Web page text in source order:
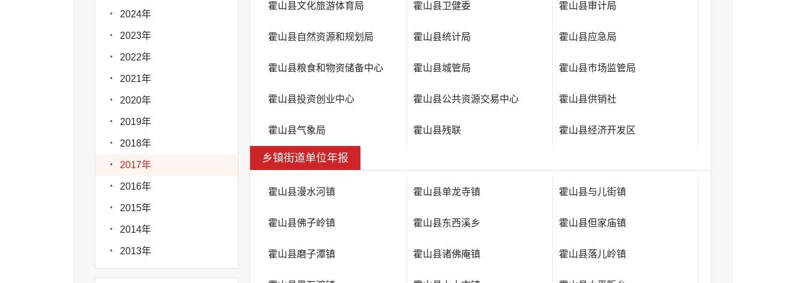
2024年
2023年
2022年
2021年
2020年
2019年
2018年
2017年
2016年
2015年
2014年
2013年
霍山县文化旅游体育局 霍山县卫健委 霍山县审计局
霍山县自然资源和规划局 霍山县统计局 霍山县应急局
霍山县粮食和物资储备中心 霍山县城管局 霍山县市场监管局
霍山县投资创业中心 霍山县公共资源交易中心 霍山县供销社
霍山县气象局 霍山县残联 霍山县经济开发区
乡镇街道单位年报
霍山县漫水河镇 霍山县单龙寺镇 霍山县与儿街镇
霍山县佛子岭镇 霍山县东西溪乡 霍山县但家庙镇
霍山县磨子潭镇 霍山县诸佛庵镇 霍山县落儿岭镇